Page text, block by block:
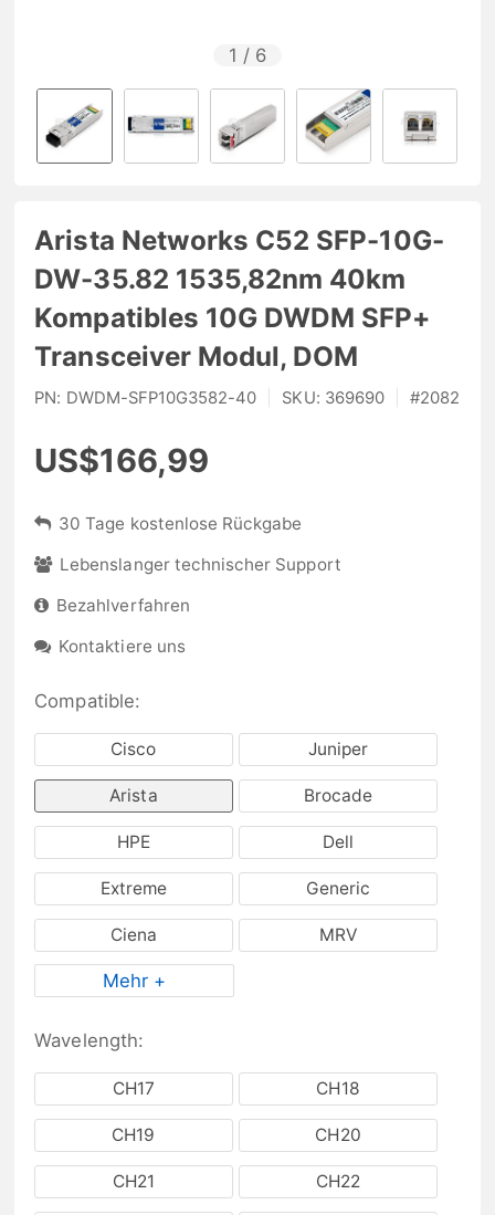
1 / 6
Arista Networks C52 SFP-10G-
DW-35.82 1535,82nm 40km
Kompatibles 10G DWDM SFP+
Transceiver Modul, DOM
PN: DWDM-SFP10G3582-40 SKU: 369690 #2082
US$166,99
30 Tage kostenlose Rückgabe
Lebenslanger technischer Support
Bezahlverfahren
Kontaktiere uns
Compatible:
Cisco Juniper
Arista Brocade
HPE Dell
Extreme Generic
Ciena MRV
Mehr +
Wavelength:
CH17 CH18
CH19 CH20
CH21 CH22